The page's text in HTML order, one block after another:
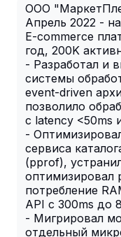
ООО
Апрель 2022 -
E-commerce
год, 200K
- Разработал и
системы
event-driven
позволило
с latency <50ms
-
сервиса
(pprof),
оптимизировал
потребление
API с 300ms до
- Мигрировал
отдельный